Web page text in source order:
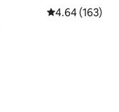
レビュー163
4.64 (163)